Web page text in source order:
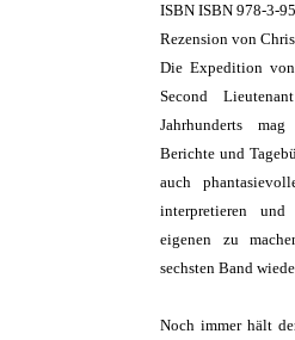
ISBN ISBN 978-3-
Rezension von
Die Expedition
Second
Jahrhunderts
Berichte und
auch
interpretieren
eigenen zu
sechsten Band
Noch immer hält